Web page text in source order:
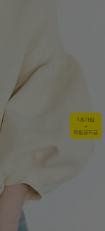
1초가입
+
적립금지급